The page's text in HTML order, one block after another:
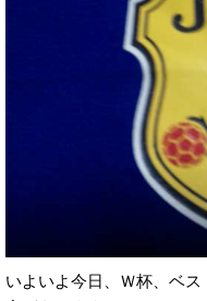
いよいよ今日、Ｗ杯、ベ